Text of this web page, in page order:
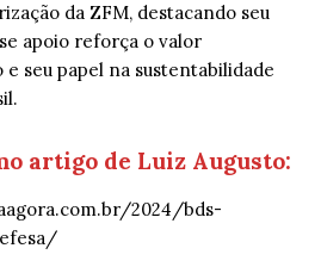
da ZFM, destacando seu
apoio reforça o valor
seu papel na sustentabilidade
artigo de Luiz Augusto:
2024/bds-